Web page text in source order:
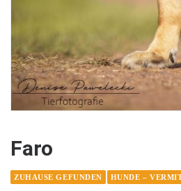
Faro
ZUHAUSE GEFUNDEN HUNDE –